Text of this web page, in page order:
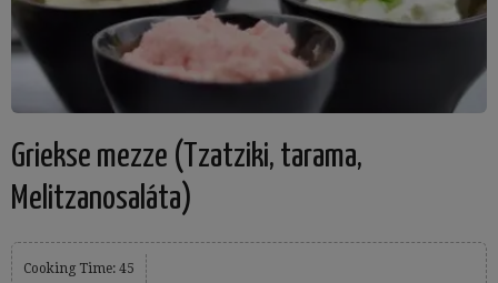
Griekse mezze (Tzatziki, tarama,
Melitzanosaláta)
Cooking Time: 45